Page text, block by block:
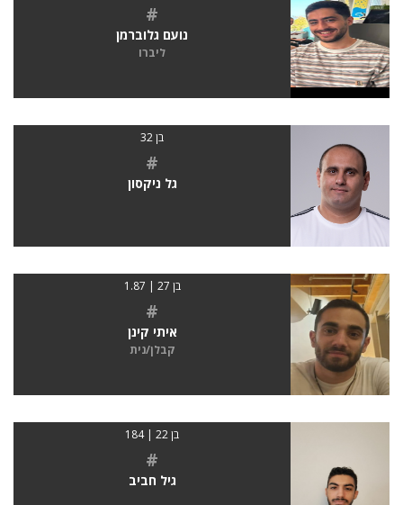
#
נועם גלוברמן
ליברו
בן 32
#
גל ניקסון
בן 27 | 1.87
#
איתי קינן
קבלן/נית
בן 22 | 184
#
גיל חביב